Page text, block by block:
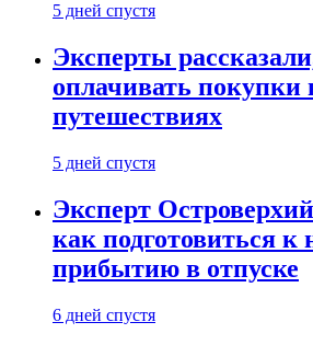
5 дней спустя
Эксперты
оплачивать покупки
путешествиях
5 дней спустя
Эксперт
как подготовиться к
прибытию в отпуске
6 дней спустя